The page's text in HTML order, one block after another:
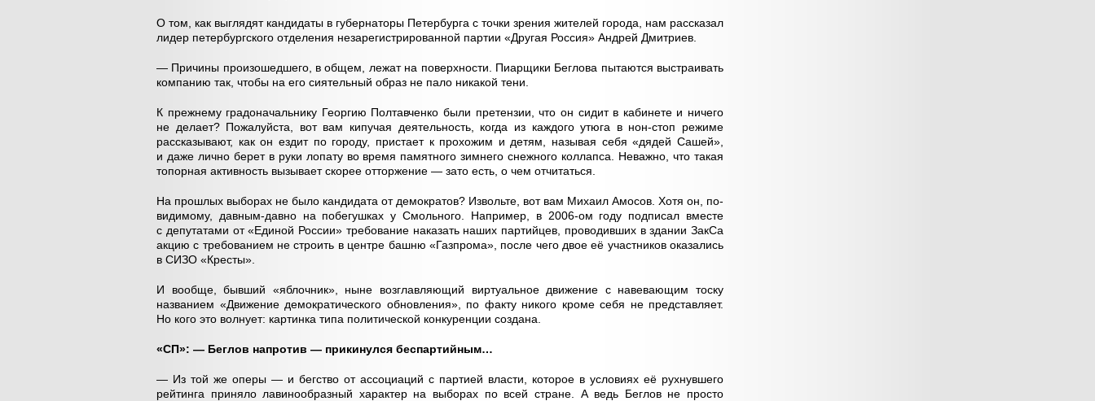
О том, как выглядят кандидаты в губернаторы Петербурга с точки зрения жителей города, нам рассказал
лидер петербургского отделения незарегистрированной партии «Другая Россия» Андрей Дмитриев.
— Причины произошедшего, в общем, лежат на поверхности. Пиарщики Беглова пытаются выстраивать
компанию так, чтобы на его сиятельный образ не пало никакой тени.
К прежнему градоначальнику Георгию Полтавченко были претензии, что он сидит в кабинете и ничего
не делает? Пожалуйста, вот вам кипучая деятельность, когда из каждого утюга в нон-стоп режиме
рассказывают, как он ездит по городу, пристает к прохожим и детям, называя себя «дядей Сашей»,
и даже лично берет в руки лопату во время памятного зимнего снежного коллапса. Неважно, что такая
топорная активность вызывает скорее отторжение — зато есть, о чем отчитаться.
На прошлых выборах не было кандидата от демократов? Извольте, вот вам Михаил Амосов. Хотя он, по-
видимому, давным-давно на побегушках у Смольного. Например, в 2006-ом году подписал вместе
с депутатами от «Единой России» требование наказать наших партийцев, проводивших в здании ЗакСа
акцию с требованием не строить в центре башню «Газпрома», после чего двое её участников оказались
в СИЗО «Кресты».
И вообще, бывший «яблочник», ныне возглавляющий виртуальное движение с навевающим тоску
названием «Движение демократического обновления», по факту никого кроме себя не представляет.
Но кого это волнует: картинка типа политической конкуренции создана.
«СП»: — Беглов напротив — прикинулся беспартийным…
— Из той же оперы — и бегство от ассоциаций с партией власти, которое в условиях её рухнувшего
рейтинга приняло лавинообразный характер на выборах по всей стране. А ведь Беглов не просто